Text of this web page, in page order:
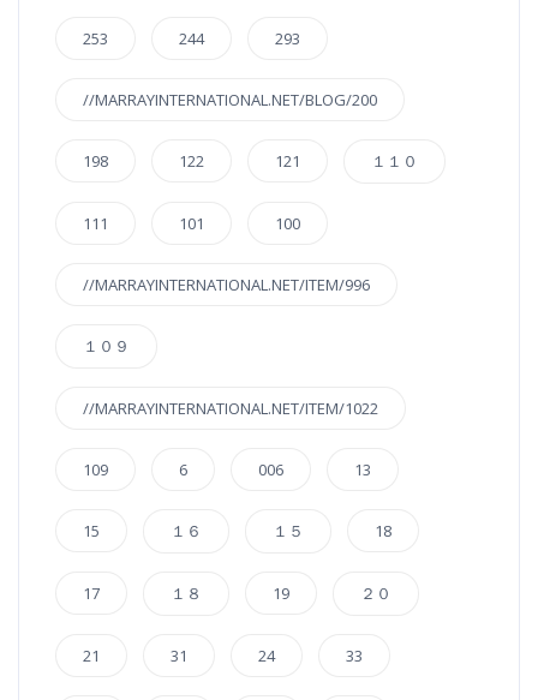
253 244 293
//MARRAYINTERNATIONAL.NET/BLOG/200
198 122 121 １１０
111 101 100
//MARRAYINTERNATIONAL.NET/ITEM/996
１０９
//MARRAYINTERNATIONAL.NET/ITEM/1022
109 6 006 13
15 １６ １５ 18
17 １８ 19 ２０
21 31 24 33